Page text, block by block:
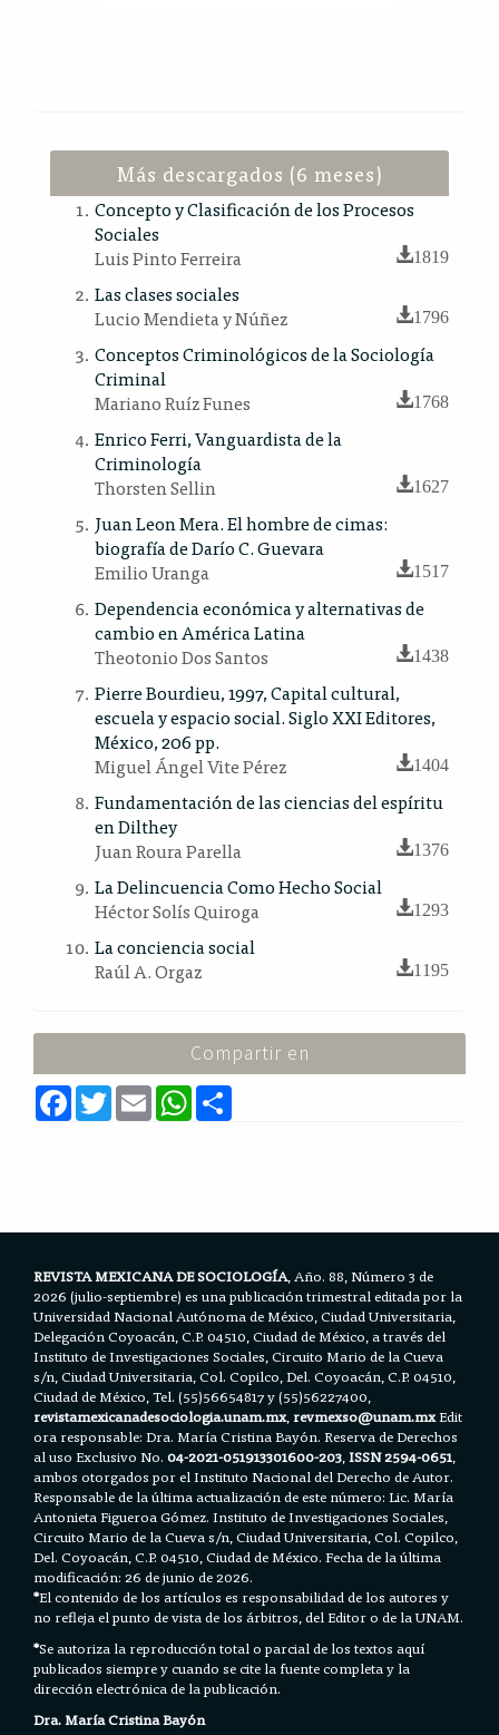
Más descargados (6 meses)
Concepto y Clasificación de los Procesos
Sociales
Luis Pinto Ferreira
1819
Las clases sociales
Lucio Mendieta y Núñez
1796
Conceptos Criminológicos de la Sociología
Criminal
Mariano Ruíz Funes
1768
Enrico Ferri, Vanguardista de la
Criminología
Thorsten Sellin
1627
Juan Leon Mera. El hombre de cimas:
biografía de Darío C. Guevara
Emilio Uranga
1517
Dependencia económica y alternativas de
cambio en América Latina
Theotonio Dos Santos
1438
Pierre Bourdieu, 1997, Capital cultural,
escuela y espacio social. Siglo XXI Editores,
México, 206 pp.
Miguel Ángel Vite Pérez
1404
Fundamentación de las ciencias del espíritu
en Dilthey
Juan Roura Parella
1376
La Delincuencia Como Hecho Social
Héctor Solís Quiroga
1293
La conciencia social
Raúl A. Orgaz
1195
Compartir en
F
a
c
T
w
E
m
a
W
h
a
REVISTA MEXICANA DE SOCIOLOGÍA, Año. 88, Número 3 de
2026 (julio-septiembre) es una publicación trimestral editada por la
Universidad Nacional Autónoma de México, Ciudad Universitaria,
Delegación Coyoacán, C.P. 04510, Ciudad de México, a través del
Instituto de Investigaciones Sociales, Circuito Mario de la Cueva
s/n, Ciudad Universitaria, Col. Copilco, Del. Coyoacán, C.P. 04510,
Ciudad de México, Tel. (55)56654817 y (55)56227400,
revistamexicanadesociologia.unam.mx,revmexso@unam.mxEdit
ora responsable: Dra. María Cristina Bayón. Reserva de Derechos
al uso Exclusivo No.04-2021-051913301600-203,ISSN 2594-0651,
ambos otorgados por el Instituto Nacional del Derecho de Autor.
Responsable de la última actualización de este número: Lic. María
Antonieta Figueroa Gómez. Instituto de Investigaciones Sociales,
Circuito Mario de la Cueva s/n, Ciudad Universitaria, Col. Copilco,
Del. Coyoacán, C.P. 04510, Ciudad de México. Fecha de la última
modificación: 26 de junio de 2026.
*El contenido de los artículos es responsabilidad de los autores y
no refleja el punto de vista de los árbitros, del Editor o de la UNAM.
*Se autoriza la reproducción total o parcial de los textos aquí
publicados siempre y cuando se cite la fuente completa y la
dirección electrónica de la publicación.
Dra. María Cristina Bayón